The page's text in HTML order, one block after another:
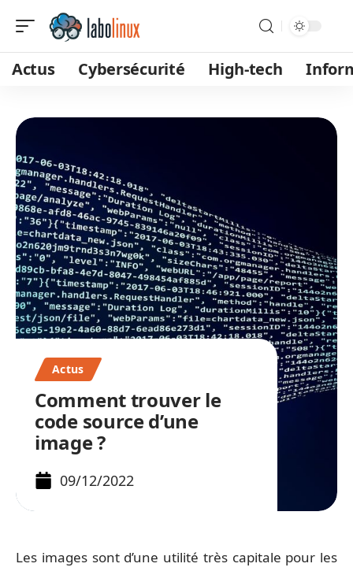
Actus Cybersécurité High-tech
Actus
Comment trouver le
code source d’une
image ?
09/12/2022
Les images sont d’une utilité très capitale pour les